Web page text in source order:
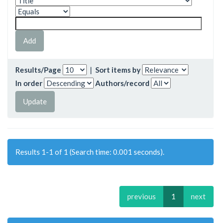
Results/Page | Sort items by
In order
Authors/record
Results 1-1 of 1 (Search time: 0.001 seconds).
previous 1 next